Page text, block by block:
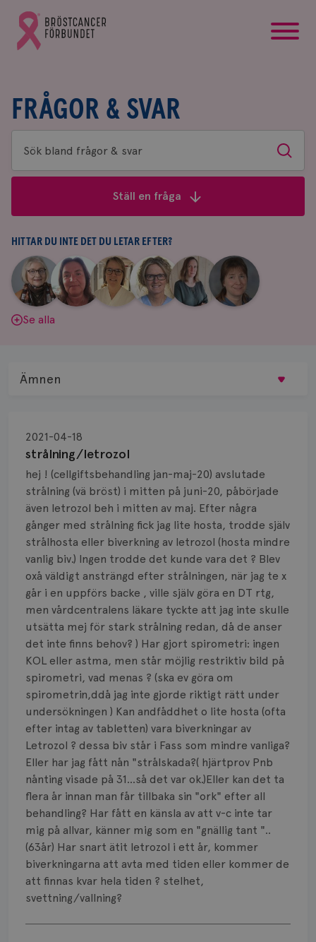
Gå
till
Bröstcancerförbundets
FRÅGOR & SVAR
Sök
bland
&
svar
Sök
Ställ en fråga
HITTAR DU INTE DET DU LETAR EFTER?
Aina
Johnsson
|
Anne
Andersson
Fredrika
Killander
|
Jeanette
Bäcklund
|
Maria
Edegran
|
Yvette
Andersson
Se alla
strålning/letrozol
2021-04-18
hej ! (cellgiftsbehandling jan-maj-20) avslutade
strålning (vä bröst) i mitten på juni-20, påbörjade
även letrozol beh i mitten av maj. Efter några
gånger med strålning fick jag lite hosta, trodde själv
strålhosta eller biverkning av letrozol (hosta mindre
vanlig biv.) Ingen trodde det kunde vara det ? Blev
oxå väldigt ansträngd efter strålningen, när jag te x
går i en uppförs backe , ville själv göra en DT rtg,
men vårdcentralens läkare tyckte att jag inte skulle
utsätta mej för stark strålning redan, då de anser
det inte finns behov? ) Har gjort spirometri: ingen
KOL eller astma, men står möjlig restriktiv bild på
spirometri, vad menas ? (ska ev göra om
spirometrin,ddå jag inte gjorde riktigt rätt under
undersökningen ) Kan andfåddhet o lite hosta (ofta
efter intag av tabletten) vara biverkningar av
Letrozol ? dessa biv står i Fass som mindre vanliga?
Eller har jag fått nån "strålskada?( hjärtprov Pnb
nånting visade på 31...så det var ok.)Eller kan det ta
flera år innan man får tillbaka sin "ork" efter all
behandling? Har fått en känsla av att v-c inte tar
mig på allvar, känner mig som en "gnällig tant "..
(63år) Har snart ätit letrozol i ett år, kommer
biverkningarna att avta med tiden eller kommer de
att finnas kvar hela tiden ? stelhet,
svettning/vallning?
Visa svar
Ämnen
Biopsi
Biverkningar
Bröstvårta
Knöl
Läkemedel
Typ av bröstcancer
Smärta
Prognos
Risker
Spridd bröstcancer
Strålning
Vätska